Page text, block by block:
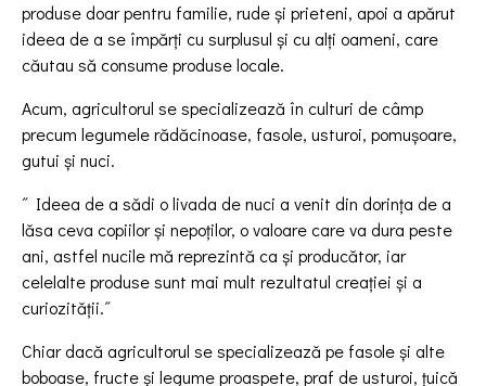
produse doar pentru familie, rude și prieteni, apoi a apărut
ideea de a se împărți cu surplusul și cu alți oameni, care
căutau să consume produse locale.
Acum, agricultorul se specializează în culturi de câmp
precum legumele rădăcinoase, fasole, usturoi, pomușoare,
gutui și nuci.
˝ Ideea de a sădi o livada de nuci a venit din dorința de a
lăsa ceva copiilor și nepoților, o valoare care va dura peste
ani, astfel nucile mă reprezintă ca și producător, iar
celelalte produse sunt mai mult rezultatul creației și a
curiozității.˝
Chiar dacă agricultorul se specializează pe fasole și alte
boboase, fructe și legume proaspete, praf de usturoi, țuică